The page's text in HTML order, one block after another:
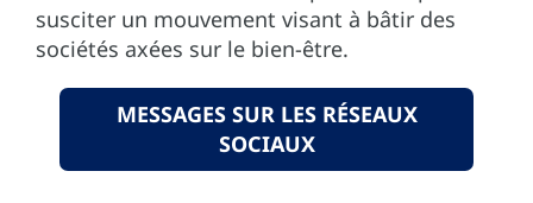
susciter un mouvement visant à bâtir des
sociétés axées sur le bien-être.
MESSAGES SUR LES RÉSEAUX
SOCIAUX